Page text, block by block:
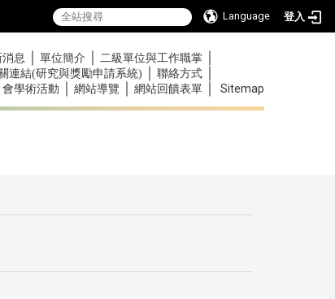
Language 登入
息 單位簡介 二級單位與工作職掌
連結(研究與獎勵申請系統) 聯絡方式
學術活動 網站導覽 網站回饋表單 Sitemap